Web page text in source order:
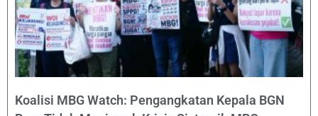
Koalisi MBG Watch: Pengangkatan Kepala BGN